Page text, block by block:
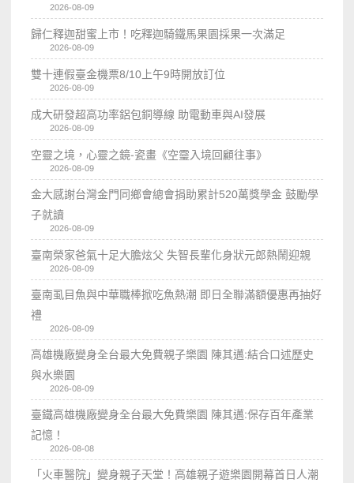
2026-08-09
歸仁釋迦甜蜜上市！吃釋迦騎鐵馬果園採果一次滿足
2026-08-09
雙十連假臺金機票8/10上午9時開放訂位
2026-08-09
成大研發超高功率鋁包銅導線 助電動車與AI發展
2026-08-09
空靈之境，心靈之鏡-瓷畫《空𩆜入境回顧往事》
2026-08-09
金大感謝台灣金門同鄉會總會捐助累計520萬獎學金 鼓勵學
子就讀
2026-08-09
臺南榮家爸氣十足大膽炫父 失智長輩化身狀元郎熱鬧迎親
2026-08-09
臺南虱目魚與中華職棒掀吃魚熱潮 即日全聯滿額優惠再抽好
禮
2026-08-09
高雄機廠變身全台最大免費親子樂園 陳其邁:結合口述歷史
與水樂園
2026-08-09
臺鐵高雄機廠變身全台最大免費樂園 陳其邁:保存百年產業
記憶！
2026-08-08
「火車醫院」變身親子天堂！高雄親子遊樂園開幕首日人潮